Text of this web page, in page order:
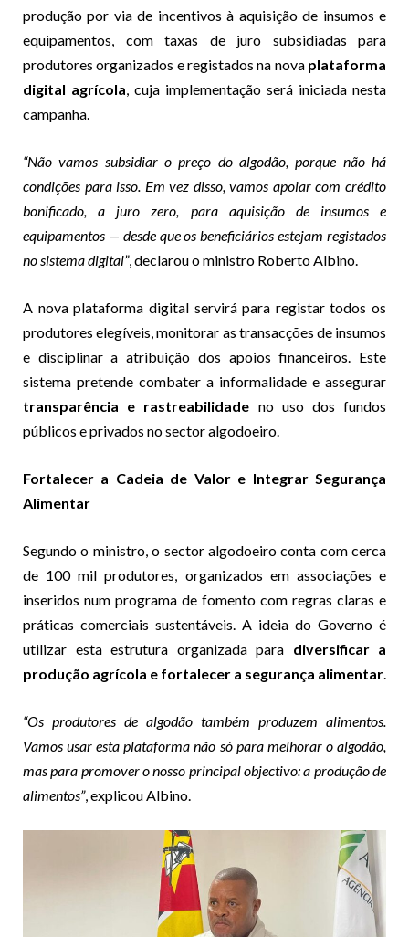
produção por via de incentivos à aquisição de insumos e
equipamentos, com taxas de juro subsidiadas para
produtores organizados e registados na nova plataforma
digital agrícola, cuja implementação será iniciada nesta
campanha.
“Não vamos subsidiar o preço do algodão, porque não há
condições para isso. Em vez disso, vamos apoiar com crédito
bonificado, a juro zero, para aquisição de insumos e
equipamentos — desde que os beneficiários estejam registados
no sistema digital”, declarou o ministro Roberto Albino.
A nova plataforma digital servirá para registar todos os
produtores elegíveis, monitorar as transacções de insumos
e disciplinar a atribuição dos apoios financeiros. Este
sistema pretende combater a informalidade e assegurar
transparência e rastreabilidade no uso dos fundos
públicos e privados no sector algodoeiro.
Fortalecer a Cadeia de Valor e Integrar Segurança
Alimentar
Segundo o ministro, o sector algodoeiro conta com cerca
de 100 mil produtores, organizados em associações e
inseridos num programa de fomento com regras claras e
práticas comerciais sustentáveis. A ideia do Governo é
utilizar esta estrutura organizada para diversificar a
produção agrícola e fortalecer a segurança alimentar.
“Os produtores de algodão também produzem alimentos.
Vamos usar esta plataforma não só para melhorar o algodão,
mas para promover o nosso principal objectivo: a produção de
alimentos”, explicou Albino.